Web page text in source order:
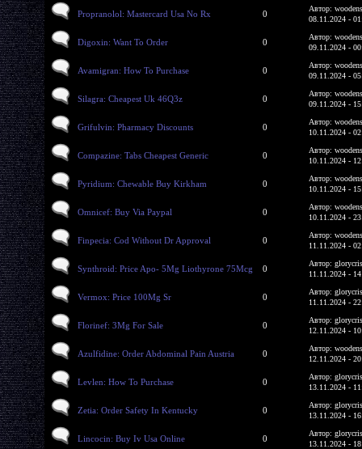
Propranolol: Mastercard Usa No Rx 0
Автор:
08.11.2024 -
Digoxin: Want To Order 0
Автор:
09.11.2024 -
Avamigran: How To Purchase 0
Автор:
09.11.2024 -
Silagra: Cheapest Uk 46Q3z 0
Автор:
09.11.2024 -
Grifulvin: Pharmacy Discounts 0
Автор:
10.11.2024 -
Compazine: Tabs Cheapest Generic 0
Автор:
10.11.2024 -
Pyridium: Chewable Buy Kirkham 0
Автор:
10.11.2024 -
Omnicef: Buy Via Paypal 0
Автор:
10.11.2024 -
Finpecia: Cod Without Dr Approval 0
Автор:
11.11.2024 -
Synthroid: Price Apo- 5Mg Liothyrone 75Mcg 0
Автор:
11.11.2024 -
Vermox: Price 100Mg Sr 0
Автор:
11.11.2024 -
Florinef: 3Mg For Sale 0
Автор:
12.11.2024 -
Azulfidine: Order Abdominal Pain Austria 0
Автор:
12.11.2024 -
Levlen: How To Purchase 0
Автор:
13.11.2024 -
Zetia: Order Safety In Kentucky 0
Автор:
13.11.2024 -
Lincocin: Buy Iv Usa Online 0
Автор:
13.11.2024 -